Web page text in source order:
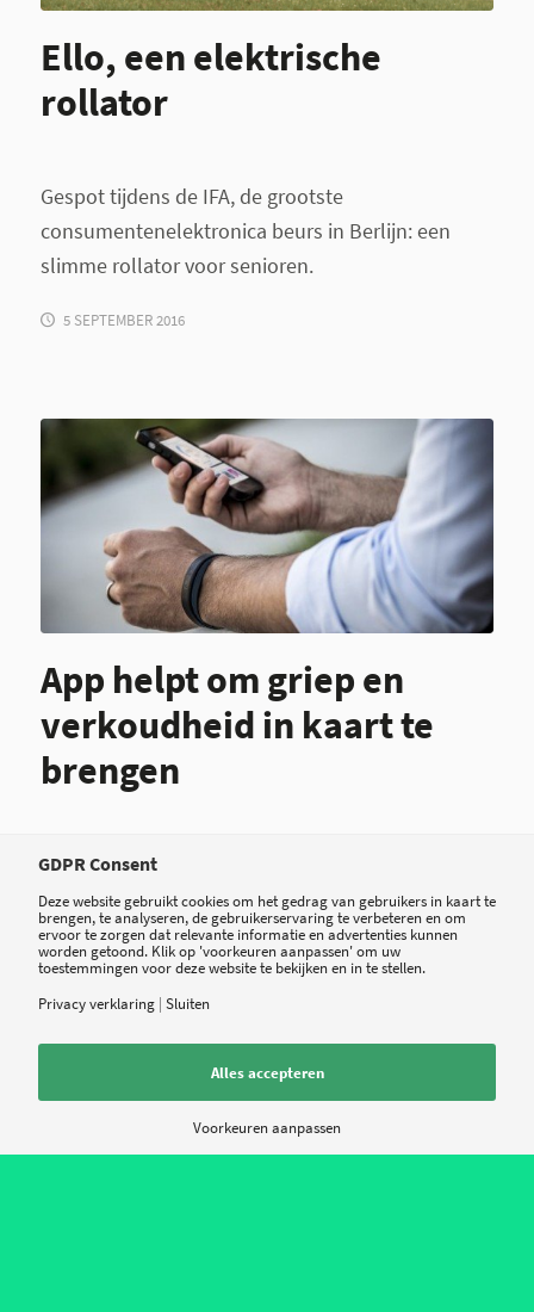
Ello, een elektrische
rollator
Gespot tijdens de IFA, de grootste
consumentenelektronica beurs in Berlijn: een
slimme rollator voor senioren.
5 SEPTEMBER 2016
App helpt om griep en
verkoudheid in kaart te
brengen
We vertellen elkaar dat 'het heerst' als we
verkouden of ziek worden, maar zou het niet
handig zijn als je een overzicht had op je […]
GDPR Consent
Deze website gebruikt cookies om het gedrag van gebruikers in kaart te
brengen, te analyseren, de gebruikerservaring te verbeteren en om
ervoor te zorgen dat relevante informatie en advertenties kunnen
worden getoond. Klik op 'voorkeuren aanpassen' om uw
toestemmingen voor deze website te bekijken en in te stellen.
Privacy verklaring | Sluiten
Alles accepteren
Voorkeuren aanpassen